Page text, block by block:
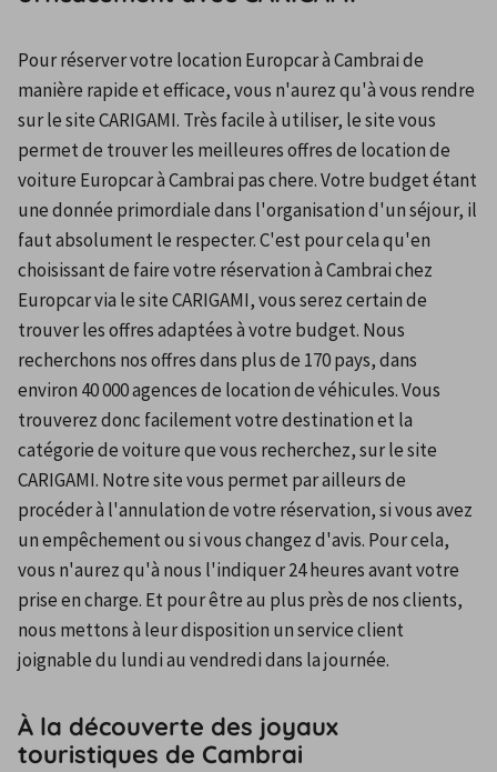
Pour réserver votre location Europcar à Cambrai de
manière rapide et efficace, vous n'aurez qu'à vous rendre
sur le site CARIGAMI. Très facile à utiliser, le site vous
permet de trouver les meilleures offres de location de
voiture Europcar à Cambrai pas chere. Votre budget étant
une donnée primordiale dans l'organisation d'un séjour, il
faut absolument le respecter. C'est pour cela qu'en
choisissant de faire votre réservation à Cambrai chez
Europcar via le site CARIGAMI, vous serez certain de
trouver les offres adaptées à votre budget. Nous
recherchons nos offres dans plus de 170 pays, dans
environ 40 000 agences de location de véhicules. Vous
trouverez donc facilement votre destination et la
catégorie de voiture que vous recherchez, sur le site
CARIGAMI. Notre site vous permet par ailleurs de
procéder à l'annulation de votre réservation, si vous avez
un empêchement ou si vous changez d'avis. Pour cela,
vous n'aurez qu'à nous l'indiquer 24 heures avant votre
prise en charge. Et pour être au plus près de nos clients,
nous mettons à leur disposition un service client
joignable du lundi au vendredi dans la journée.
À la découverte des joyaux
touristiques de Cambrai